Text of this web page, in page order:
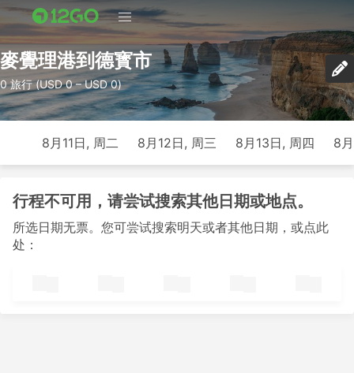
麥覺理港到德寳市
0 旅行 (USD 0 – USD 0)
8月11日, 周二 8月12日, 周三 8月13日, 周四 8
行程不可用，请尝试搜索其他日期或地点。
所选日期无票。您可尝试搜索明天或者其他日期，或点此
处：